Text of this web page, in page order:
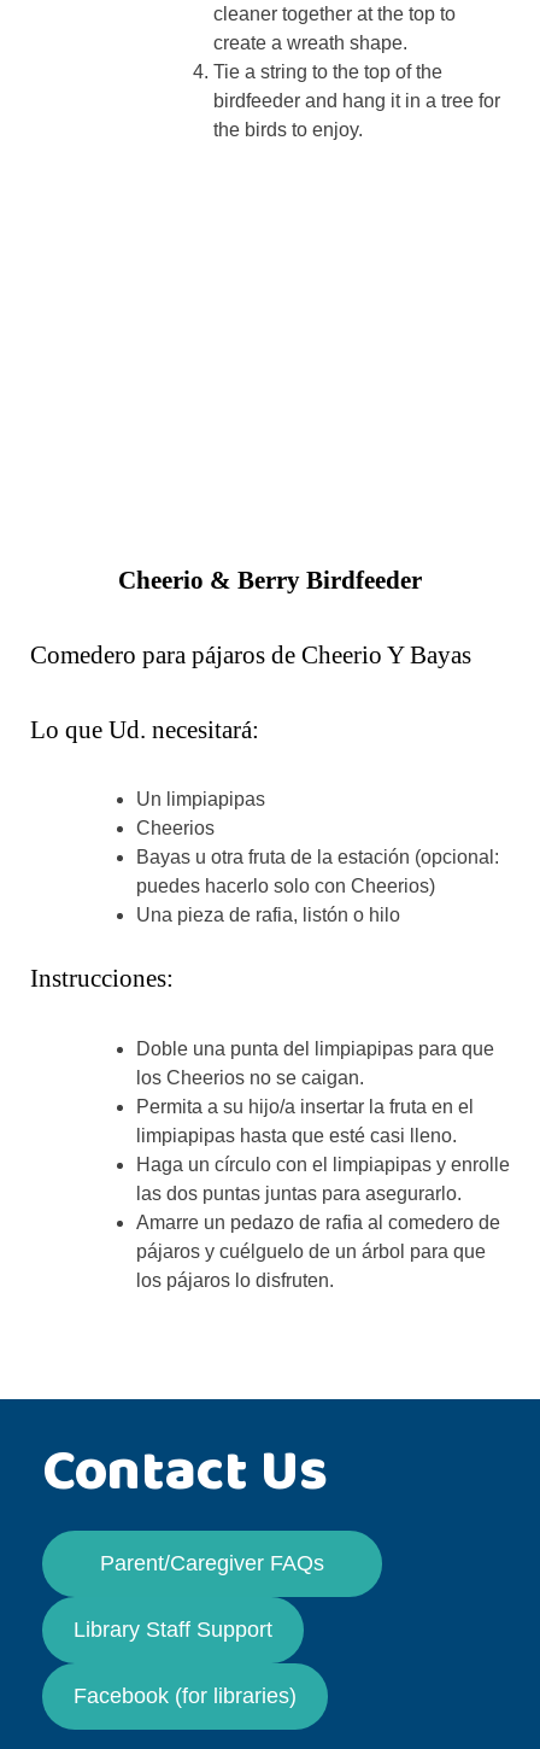
cleaner together at the top to
create a wreath shape.
Tie a string to the top of the
birdfeeder and hang it in a tree for
the birds to enjoy.
Cheerio & Berry Birdfeeder
Comedero para pájaros de Cheerio Y Bayas
Lo que Ud. necesitará:
Un limpiapipas
Cheerios
Bayas u otra fruta de la estación (opcional:
puedes hacerlo solo con Cheerios)
Una pieza de rafia, listón o hilo
Instrucciones:
Doble una punta del limpiapipas para que
los Cheerios no se caigan.
Permita a su hijo/a insertar la fruta en el
limpiapipas hasta que esté casi lleno.
Haga un círculo con el limpiapipas y enrolle
las dos puntas juntas para asegurarlo.
Amarre un pedazo de rafia al comedero de
pájaros y cuélguelo de un árbol para que
los pájaros lo disfruten.
Contact Us
Parent/Caregiver FAQs
Library Staff Support
Facebook (for libraries)